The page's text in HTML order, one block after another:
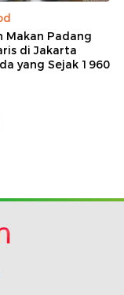
Makan Padang
di Jakarta
yang Sejak 1960